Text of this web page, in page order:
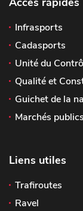
Infrasports
Cadasports
Unité du
Qualité et
Guichet de la
Marchés publics
Liens utiles
Trafiroutes
Ravel